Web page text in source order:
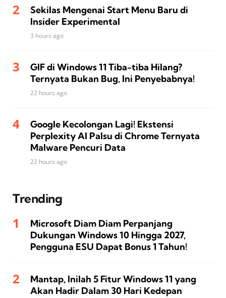
Sekilas Mengenai Start Menu Baru di
Insider Experimental
3 hours ago
GIF di Windows 11 Tiba-tiba Hilang?
Ternyata Bukan Bug, Ini Penyebabnya!
22 hours ago
Google Kecolongan Lagi! Ekstensi
Perplexity AI Palsu di Chrome Ternyata
Malware Pencuri Data
22 hours ago
Trending
Microsoft Diam Diam Perpanjang
Dukungan Windows 10 Hingga 2027,
Pengguna ESU Dapat Bonus 1 Tahun!
Mantap, Inilah 5 Fitur Windows 11 yang
Akan Hadir Dalam 30 Hari Kedepan